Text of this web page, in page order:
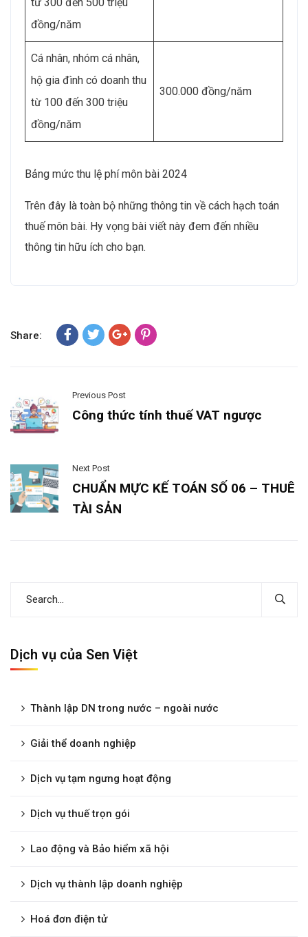
đồng/năm
Cá nhân, nhóm cá nhân,
hộ gia đình có doanh thu
từ 100 đến 300 triệu
đồng/năm
300.000 đồng/năm
Bảng mức thu lệ phí môn bài 2024
Trên đây là toàn bộ những thông tin về cách hạch toán
thuế môn bài. Hy vọng bài viết này đem đến nhiều
thông tin hữu ích cho bạn.
Share:
Previous Post
Công thức tính thuế VAT ngược
Next Post
CHUẨN MỰC KẾ TOÁN SỐ 06 – THUÊ
TÀI SẢN
Dịch vụ của Sen Việt
Thành lập DN trong nước – ngoài nước
Giải thể doanh nghiệp
Dịch vụ tạm ngưng hoạt động
Dịch vụ thuế trọn gói
Lao động và Bảo hiểm xã hội
Dịch vụ thành lập doanh nghiệp
Hoá đơn điện tử